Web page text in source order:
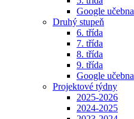
Google učebna
Druhý stupeň
6. třída
7. třída
8. třída
9. třída
Google učebna
Projektové týdny
2025-2026
2024-2025